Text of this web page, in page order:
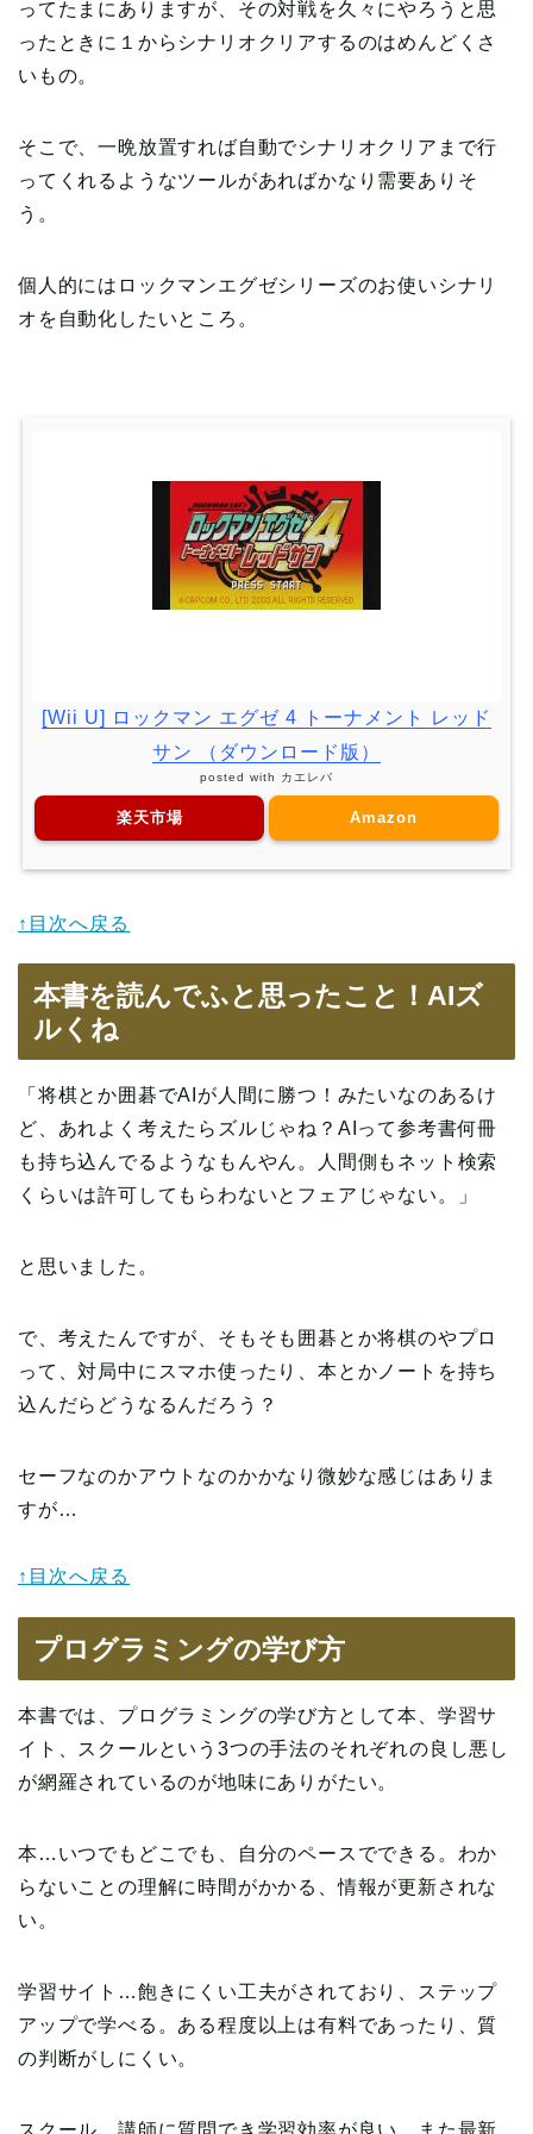
ってたまにありますが、その対戦を久々にやろうと思
ったときに１からシナリオクリアするのはめんどくさ
いもの。
そこで、一晩放置すれば自動でシナリオクリアまで行
ってくれるようなツールがあればかなり需要ありそ
う。
個人的にはロックマンエグゼシリーズのお使いシナリ
オを自動化したいところ。
[Wii U] ロックマン エグゼ 4 トーナメント レッド
サン （ダウンロード版）
posted with カエレバ
楽天市場 Amazon
↑目次へ戻る
本書を読んでふと思ったこと！AIズ
ルくね
「将棋とか囲碁でAIが人間に勝つ！みたいなのあるけ
ど、あれよく考えたらズルじゃね？AIって参考書何冊
も持ち込んでるようなもんやん。人間側もネット検索
くらいは許可してもらわないとフェアじゃない。」
と思いました。
で、考えたんですが、そもそも囲碁とか将棋のやプロ
って、対局中にスマホ使ったり、本とかノートを持ち
込んだらどうなるんだろう？
セーフなのかアウトなのかかなり微妙な感じはありま
すが…
↑目次へ戻る
プログラミングの学び方
本書では、プログラミングの学び方として本、学習サ
イト、スクールという3つの手法のそれぞれの良し悪し
が網羅されているのが地味にありがたい。
本…いつでもどこでも、自分のペースでできる。わか
らないことの理解に時間がかかる、情報が更新されな
い。
学習サイト…飽きにくい工夫がされており、ステップ
アップで学べる。ある程度以上は有料であったり、質
の判断がしにくい。
スクール…講師に質問でき学習効率が良い。また最新